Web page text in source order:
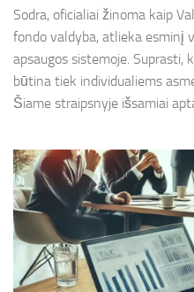
Sodra, oficialiai žinoma kaip
fondo valdyba, atlieka esminį
apsaugos sistemoje. Suprasti,
būtina tiek individualiems
Šiame straipsnyje išsamiai